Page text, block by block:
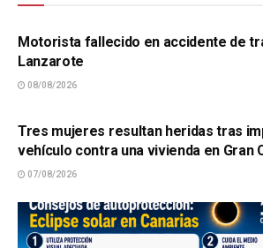
SUCESOS
Motorista fallecido en accidente de
Lanzarote
08/08/2026
Tres mujeres resultan heridas tras
vehículo contra una vivienda en Gran
07/08/2026